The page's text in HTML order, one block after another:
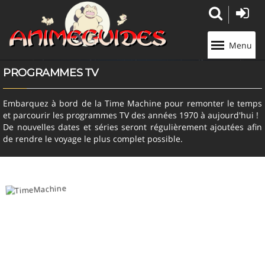
Menu
PROGRAMMES TV
Embarquez à bord de la Time Machine pour remonter le temps
et parcourir les programmes TV des années 1970 à aujourd'hui !
De nouvelles dates et séries seront régulièrement ajoutées afin
de rendre le voyage le plus complet possible.
Panneau de gestion des cookies